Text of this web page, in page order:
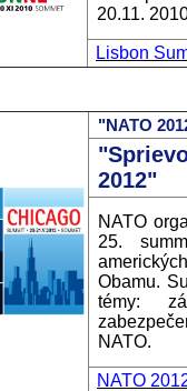
20.11.
Lisbon
"NATO
2012"
NATO
25.
Obamu.
témy:
NATO.
NATO